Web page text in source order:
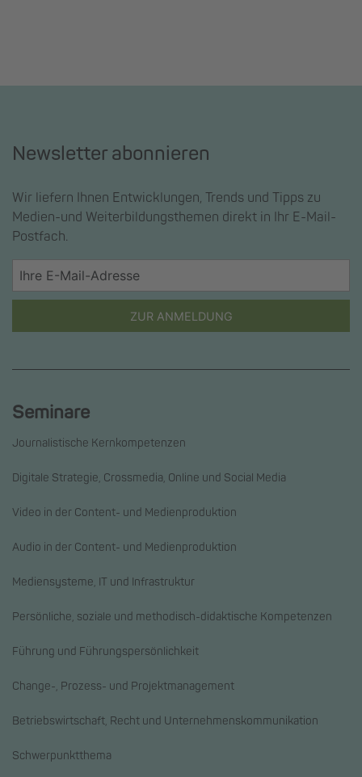
Newsletter abonnieren
Wir liefern Ihnen Entwicklungen, Trends und Tipps zu
Medien-und Weiterbildungsthemen direkt in Ihr E-Mail-
Postfach.
ZUR ANMELDUNG
Seminare
Journalistische Kernkompetenzen
Digitale Strategie, Crossmedia, Online und Social Media
Video in der Content- und Medienproduktion
Audio in der Content- und Medienproduktion
Mediensysteme, IT und Infrastruktur
Persönliche, soziale und methodisch-didaktische Kompetenzen
Führung und Führungspersönlichkeit
Change-, Prozess- und Projektmanagement
Betriebswirtschaft, Recht und Unternehmenskommunikation
Schwerpunktthema